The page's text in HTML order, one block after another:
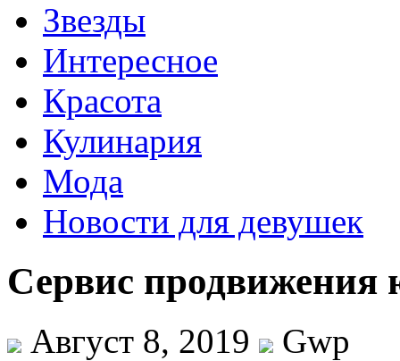
Звезды
Интересное
Красота
Кулинария
Мода
Новости для девушек
Сервис продвижения
Август 8, 2019
Gwp